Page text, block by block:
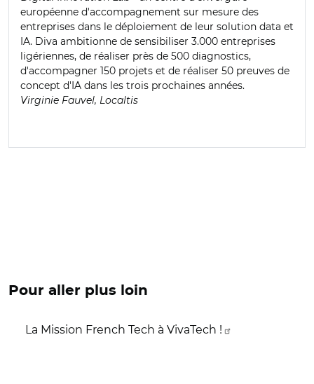
européenne d'accompagnement sur mesure des
entreprises dans le déploiement de leur solution data et
IA. Diva ambitionne de sensibiliser 3.000 entreprises
ligériennes, de réaliser près de 500 diagnostics,
d'accompagner 150 projets et de réaliser 50 preuves de
concept d'IA dans les trois prochaines années.
Virginie Fauvel, Localtis
Pour aller plus loin
La Mission French Tech à VivaTech !